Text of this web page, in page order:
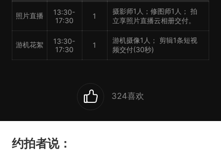
照片直播
13:30-
17:30
1
摄影师1人；修图师1人； 拍
立享照片直播云相册交付。
游机花絮
13:30-
17:30
1
游机摄像1人； 剪辑1条短视
频交付(30秒)
324喜欢
约拍者说：